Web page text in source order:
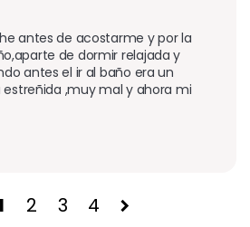
antes de acostarme y por la
de dormir relajada y
antes el ir al baño era un
estreñida ,muy mal y ahora mi
2 3 4 chevron_right